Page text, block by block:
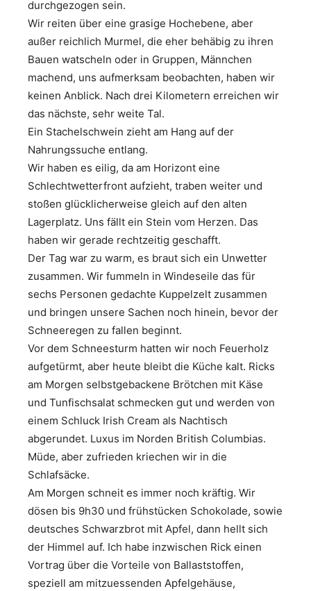
durchgezogen sein.
Wir reiten über eine grasige Hochebene, aber
außer reichlich Murmel, die eher behäbig zu ihren
Bauen watscheln oder in Gruppen, Männchen
machend, uns aufmerksam beobachten, haben wir
keinen Anblick. Nach drei Kilometern erreichen wir
das nächste, sehr weite Tal.
Ein Stachelschwein zieht am Hang auf der
Nahrungssuche entlang.
Wir haben es eilig, da am Horizont eine
Schlechtwetterfront aufzieht, traben weiter und
stoßen glücklicherweise gleich auf den alten
Lagerplatz. Uns fällt ein Stein vom Herzen. Das
haben wir gerade rechtzeitig geschafft.
Der Tag war zu warm, es braut sich ein Unwetter
zusammen. Wir fummeln in Windeseile das für
sechs Personen gedachte Kuppelzelt zusammen
und bringen unsere Sachen noch hinein, bevor der
Schneeregen zu fallen beginnt.
Vor dem Schneesturm hatten wir noch Feuerholz
aufgetürmt, aber heute bleibt die Küche kalt. Ricks
am Morgen selbstgebackene Brötchen mit Käse
und Tunfischsalat schmecken gut und werden von
einem Schluck Irish Cream als Nachtisch
abgerundet. Luxus im Norden British Columbias.
Müde, aber zufrieden kriechen wir in die
Schlafsäcke.
Am Morgen schneit es immer noch kräftig. Wir
dösen bis 9h30 und frühstücken Schokolade, sowie
deutsches Schwarzbrot mit Apfel, dann hellt sich
der Himmel auf. Ich habe inzwischen Rick einen
Vortrag über die Vorteile von Ballaststoffen,
speziell am mitzuessenden Apfelgehäuse,